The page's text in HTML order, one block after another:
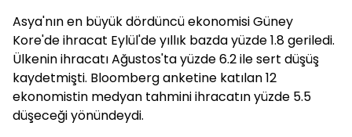
Asya'nın en büyük dördüncü ekonomisi Güney
Kore'de ihracat Eylül'de yıllık bazda yüzde 1.8 geriledi.
Ülkenin ihracatı Ağustos'ta yüzde 6.2 ile sert düşüş
kaydetmişti. Bloomberg anketine katılan 12
ekonomistin medyan tahmini ihracatın yüzde 5.5
düşeceği yönündeydi.